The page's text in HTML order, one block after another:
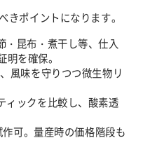
きポイントになります。
・昆布・煮干し等、仕入
を確保。
風味を守りつつ微生物リ
ィックを比較し、酸素透
可。量産時の価格階段も